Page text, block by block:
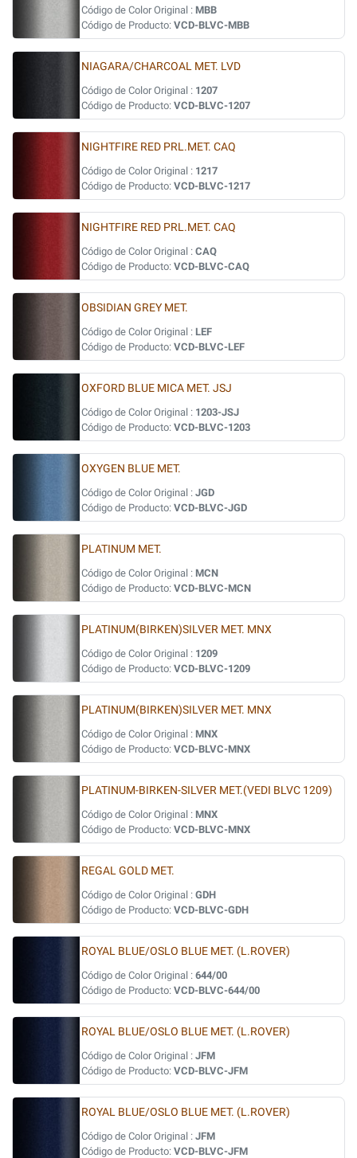
Código de Color Original : MBB
Código de Producto: VCD-BLVC-MBB
NIAGARA/CHARCOAL MET. LVD
Código de Color Original : 1207
Código de Producto: VCD-BLVC-1207
NIGHTFIRE RED PRL.MET. CAQ
Código de Color Original : 1217
Código de Producto: VCD-BLVC-1217
NIGHTFIRE RED PRL.MET. CAQ
Código de Color Original : CAQ
Código de Producto: VCD-BLVC-CAQ
OBSIDIAN GREY MET.
Código de Color Original : LEF
Código de Producto: VCD-BLVC-LEF
OXFORD BLUE MICA MET. JSJ
Código de Color Original : 1203-JSJ
Código de Producto: VCD-BLVC-1203
OXYGEN BLUE MET.
Código de Color Original : JGD
Código de Producto: VCD-BLVC-JGD
PLATINUM MET.
Código de Color Original : MCN
Código de Producto: VCD-BLVC-MCN
PLATINUM(BIRKEN)SILVER MET. MNX
Código de Color Original : 1209
Código de Producto: VCD-BLVC-1209
PLATINUM(BIRKEN)SILVER MET. MNX
Código de Color Original : MNX
Código de Producto: VCD-BLVC-MNX
PLATINUM-BIRKEN-SILVER MET.(VEDI BLVC 1209)
Código de Color Original : MNX
Código de Producto: VCD-BLVC-MNX
REGAL GOLD MET.
Código de Color Original : GDH
Código de Producto: VCD-BLVC-GDH
ROYAL BLUE/OSLO BLUE MET. (L.ROVER)
Código de Color Original : 644/00
Código de Producto: VCD-BLVC-644/00
ROYAL BLUE/OSLO BLUE MET. (L.ROVER)
Código de Color Original : JFM
Código de Producto: VCD-BLVC-JFM
ROYAL BLUE/OSLO BLUE MET. (L.ROVER)
Código de Color Original : JFM
Código de Producto: VCD-BLVC-JFM